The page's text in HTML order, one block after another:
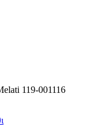
119-001116